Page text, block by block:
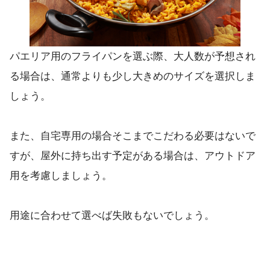
パエリア用のフライパンを選ぶ際、大人数が予想され
る場合は、通常よりも少し大きめのサイズを選択しま
しょう。
また、自宅専用の場合そこまでこだわる必要はないで
すが、屋外に持ち出す予定がある場合は、アウトドア
用を考慮しましょう。
用途に合わせて選べば失敗もないでしょう。